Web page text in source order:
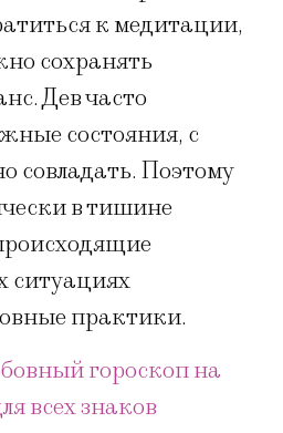
к медитации,
сохранять
Дев часто
состояния, с
совладать. Поэтому
в тишине
ситуациях
практики.
гороскоп на
всех знаков